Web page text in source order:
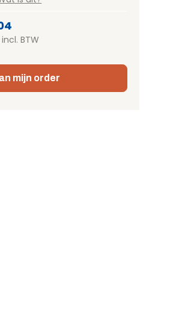
BTW
mijn order